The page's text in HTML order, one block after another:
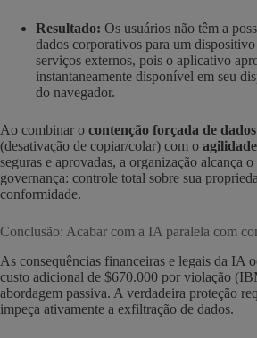
Resultado: Os usuários não têm a
dados corporativos para um
serviços externos, pois o aplicativo
instantaneamente disponível em seu
do navegador.
Ao combinar o contenção forçada de dados
(desativação de copiar/colar) com o agilidade
seguras e aprovadas, a organização alcança
governança: controle total sobre sua
conformidade.
Conclusão: Acabar com a IA paralela com
As consequências financeiras e legais da IA
custo adicional de $670.000 por violação
abordagem passiva. A verdadeira proteção
impeça ativamente a exfiltração de dados.